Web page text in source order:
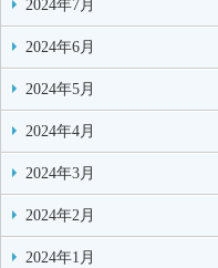
2024年7月
2024年6月
2024年5月
2024年4月
2024年3月
2024年2月
2024年1月